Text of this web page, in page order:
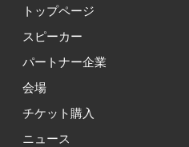
トップページ
スピーカー
パートナー企業
会場
チケット購入
ニュース